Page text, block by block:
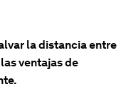
la distancia entre
ventajas de